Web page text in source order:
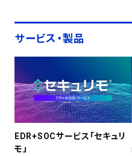
サービス・製品
EDR+SOCサービス「セキュリ
モ」